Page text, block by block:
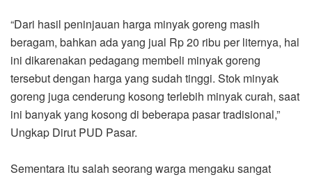
“Dari hasil peninjauan harga minyak goreng masih
beragam, bahkan ada yang jual Rp 20 ribu per liternya, hal
ini dikarenakan pedagang membeli minyak goreng
tersebut dengan harga yang sudah tinggi. Stok minyak
goreng juga cenderung kosong terlebih minyak curah, saat
ini banyak yang kosong di beberapa pasar tradisional,”
Ungkap Dirut PUD Pasar.
Sementara itu salah seorang warga mengaku sangat